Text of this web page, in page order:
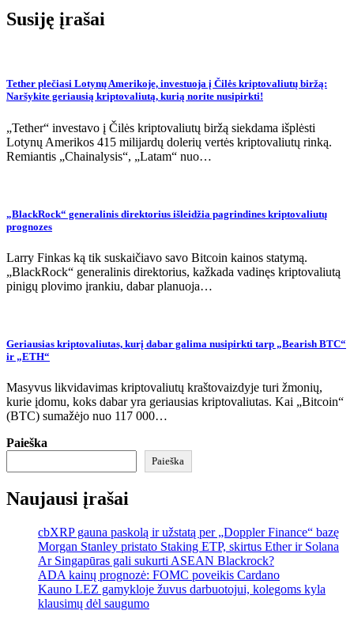
Susiję įrašai
Tether plečiasi Lotynų Amerikoje, investuoja į Čilės kriptovaliutų biržą:
Naršykite geriausią kriptovaliutą, kurią norite nusipirkti!
„Tether“ investavo į Čilės kriptovaliutų biržą siekdama išplėsti
Lotynų Amerikos 415 milijardų dolerių vertės kriptovaliutų rinką.
Remiantis „Chainalysis“, „Latam“ nuo…
„BlackRock“ generalinis direktorius išleidžia pagrindines kriptovaliutų
prognozes
Larry Finkas ką tik suskaičiavo savo Bitcoin kainos statymą.
„BlackRock“ generalinis direktorius, kažkada vadinęs kriptovaliutą
pinigų plovimo įrankiu, dabar planuoja…
Geriausias kriptovaliutas, kurį dabar galima nusipirkti tarp „Bearish BTC“
ir „ETH“
Masyvus likvidavimas kriptovaliutų kraštovaizdyje turi žmonių,
kurie įdomu, koks dabar yra geriausias kriptovaliutas. Kai „Bitcoin“
(BTC) sumažėjo nuo 117 000…
Paieška
Paieška
Naujausi įrašai
cbXRP gauna paskolą ir užstatą per „Doppler Finance“ bazę
Morgan Stanley pristato Staking ETP, skirtus Ether ir Solana
Ar Singapūras gali sukurti ASEAN Blackrock?
ADA kainų prognozė: FOMC poveikis Cardano
Kauno LEZ gamykloje žuvus darbuotojui, kolegoms kyla
klausimų dėl saugumo